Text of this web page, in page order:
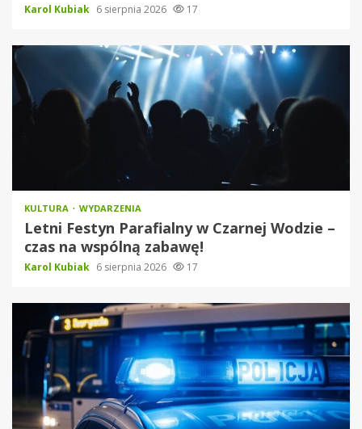
Karol Kubiak 6 sierpnia 2026 17
KULTURA WYDARZENIA
Letni Festyn Parafialny w Czarnej Wodzie –
czas na wspólną zabawę!
Karol Kubiak 6 sierpnia 2026 17